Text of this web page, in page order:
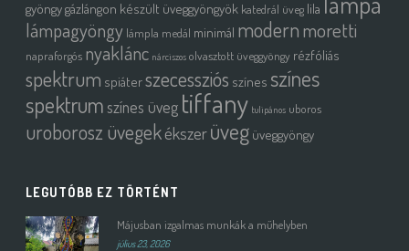
gyöngygázlángon készült üveggyöngyök katedrál üveg lila
lámpagyöngy lámpla medál minimál modernmoretti
napraforgós nyaklánc nárciszos olvasztott üveggyöngy rézfóliás
spektrum spiáterszecessziós színes színes
spektrumszínes üveg tiffany tulipános uboros
uroborosz üvegekékszerüveg üveggyöngy
LEGUTÓBB EZ TÖRTÉNT
Májusban izgalmas munkák a műhelyben
július 23, 2026